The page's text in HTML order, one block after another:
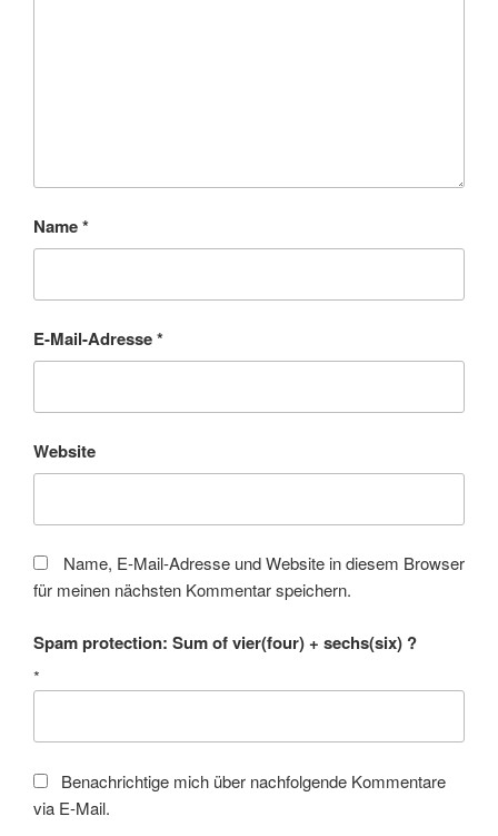
Name*
E-Mail-Adresse*
Website
Name, E-Mail-Adresse und Website in diesem Browser
für meinen nächsten Kommentar speichern.
Spam protection: Sum of vier(four) + sechs(six) ?
*
Benachrichtige mich über nachfolgende Kommentare
via E-Mail.